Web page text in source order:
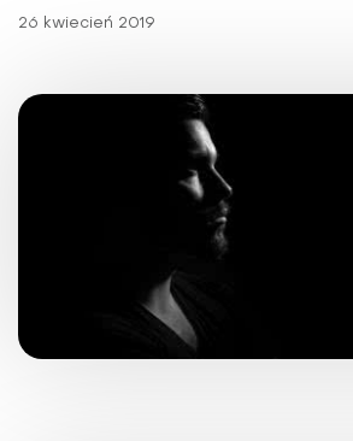
26 kwiecień 2019